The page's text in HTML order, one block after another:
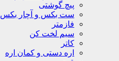
پیچ گوشتی
ست بکس و آچار بکس
فازمتر
سیم لخت کن
کاتر
اره دستی و کمان اره